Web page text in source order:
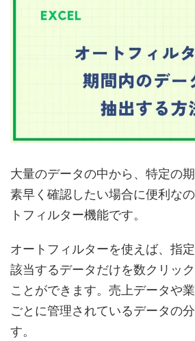
大量のデータの中から、 特定の
素早く確認したい場合に便利なの
トフィルター機能です。
オートフィルターを使えば、 指
該当するデータだけを数クリッ
ことができます。売上データや
ごとに管理されているデータの
す。